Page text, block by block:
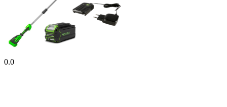
0.0